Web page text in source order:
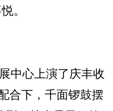
。
心上演了庆丰收
合下，千面锣鼓摆